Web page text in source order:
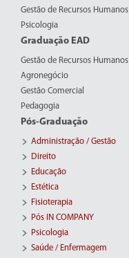
Gestão de Recursos Humanos
Psicologia
Graduação EAD
Gestão de Recursos Humanos
Agronegócio
Gestão Comercial
Pedagogia
Pós-Graduação
Administração / Gestão
Direito
Educação
Estética
Fisioterapia
Pós IN COMPANY
Psicologia
Saúde / Enfermagem